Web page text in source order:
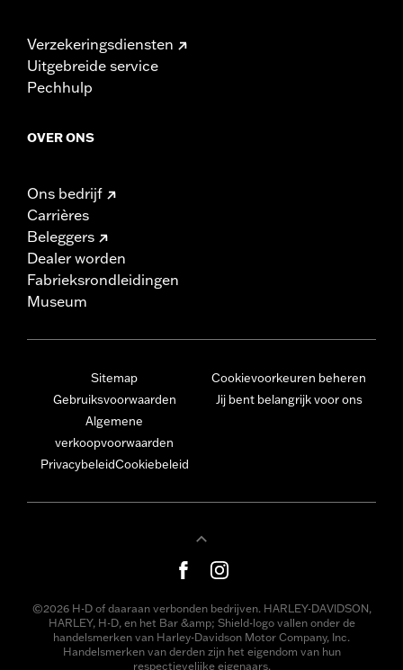
Verzekeringsdiensten
Uitgebreide service
Pechhulp
OVER ONS
Ons bedrijf
Carrières
Beleggers
Dealer worden
Fabrieksrondleidingen
Museum
Sitemap
Gebruiksvoorwaarden
Algemene
verkoopvoorwaarden
PrivacybeleidCookiebeleid
Cookievoorkeuren beheren
Jij bent belangrijk voor ons
©2026 H-D of daaraan verbonden bedrijven. HARLEY-DAVIDSON,
HARLEY, H-D, en het Bar &amp; Shield-logo vallen onder de
handelsmerken van Harley-Davidson Motor Company, Inc.
Handelsmerken van derden zijn het eigendom van hun
respectievelijke eigenaars.